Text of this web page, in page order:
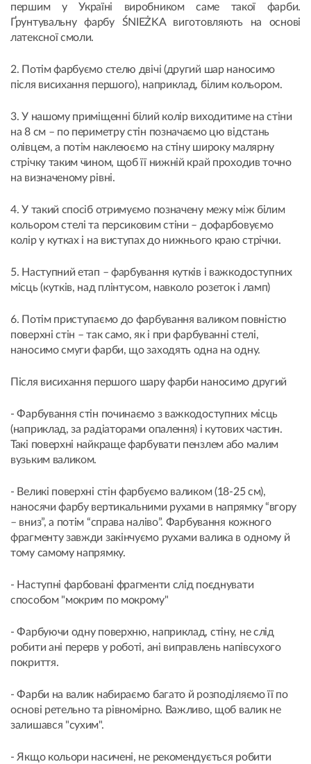
першим у Україні виробником саме такої фарби.
Ґрунтувальну фарбу ŚNIEŻKA виготовляють на основі
латексної смоли.
2. Потім фарбуємо стелю двічі (другий шар наносимо
після висихання першого), наприклад, білим кольором.
3. У нашому приміщенні білий колір виходитиме на стіни
на 8 см – по периметру стін позначаємо цю відстань
олівцем, а потім наклеюємо на стіну широку малярну
стрічку таким чином, щоб її нижній край проходив точно
на визначеному рівні.
4. У такий спосіб отримуємо позначену межу між білим
кольором стелі та персиковим стіни – дофарбовуємо
колір у кутках і на виступах до нижнього краю стрічки.
5. Наступний етап – фарбування кутків і важкодоступних
місць (кутків, над плінтусом, навколо розеток і ламп)
6. Потім приступаємо до фарбування валиком повністю
поверхні стін – так само, як і при фарбуванні стелі,
наносимо смуги фарби, що заходять одна на одну.
Після висихання першого шару фарби наносимо другий
- Фарбування стін починаємо з важкодоступних місць
(наприклад, за радіаторами опалення) і кутових частин.
Такі поверхні найкраще фарбувати пензлем або малим
вузьким валиком.
- Великі поверхні стін фарбуємо валиком (18-25 см),
наносячи фарбу вертикальними рухами в напрямку “вгору
– вниз”, а потім “справа наліво”. Фарбування кожного
фрагменту завжди закінчуємо рухами валика в одному й
тому самому напрямку.
- Наступні фарбовані фрагменти слід поєднувати
способом "мокрим по мокрому"
- Фарбуючи одну поверхню, наприклад, стіну, не слід
робити ані перерв у роботі, ані виправлень напівсухого
покриття.
- Фарби на валик набираємо багато й розподіляємо її по
основі ретельно та рівномірно. Важливо, щоб валик не
залишався "сухим".
- Якщо кольори насичені, не рекомендується робити